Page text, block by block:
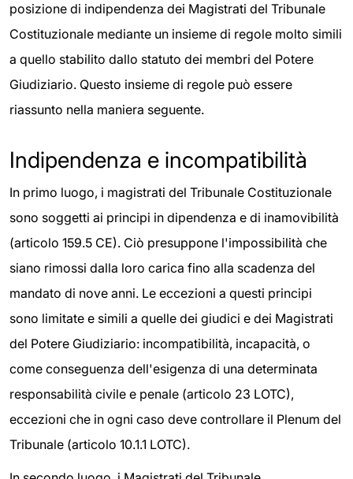
posizione di indipendenza dei Magistrati del Tribunale
Costituzionale mediante un insieme di regole molto simili
a quello stabilito dallo statuto dei membri del Potere
Giudiziario. Questo insieme di regole può essere
riassunto nella maniera seguente.
Indipendenza e incompatibilità
In primo luogo, i magistrati del Tribunale Costituzionale
sono soggetti ai principi in dipendenza e di inamovibilità
(articolo 159.5 CE). Ciò presuppone l'impossibilità che
siano rimossi dalla loro carica fino alla scadenza del
mandato di nove anni. Le eccezioni a questi principi
sono limitate e simili a quelle dei giudici e dei Magistrati
del Potere Giudiziario: incompatibilità, incapacità, o
come conseguenza dell'esigenza di una determinata
responsabilità civile e penale (articolo 23 LOTC),
eccezioni che in ogni caso deve controllare il Plenum del
Tribunale (articolo 10.1.1 LOTC).